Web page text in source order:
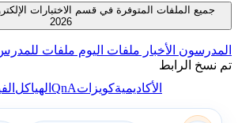
2026
المدرسون الأخبار ملفات اليوم ملفات
تم نسخ الرابط
الأكاديميةكويزاتQnAالهياكل